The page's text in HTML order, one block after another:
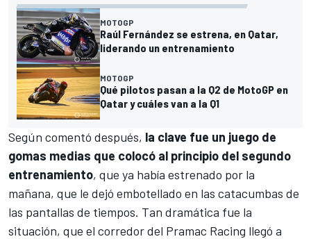
MOTOGP
Raúl Fernández se estrena, en Qatar,
liderando un entrenamiento
MOTOGP
Qué pilotos pasan a la Q2 de MotoGP en
Qatar y cuáles van a la Q1
Según comentó después, la clave fue un juego de
gomas medias que colocó al principio del segundo
entrenamiento, que ya había estrenado por la
mañana, que le dejó embotellado en las catacumbas de
las pantallas de tiempos. Tan dramática fue la
situación, que el corredor del Pramac Racing llegó a